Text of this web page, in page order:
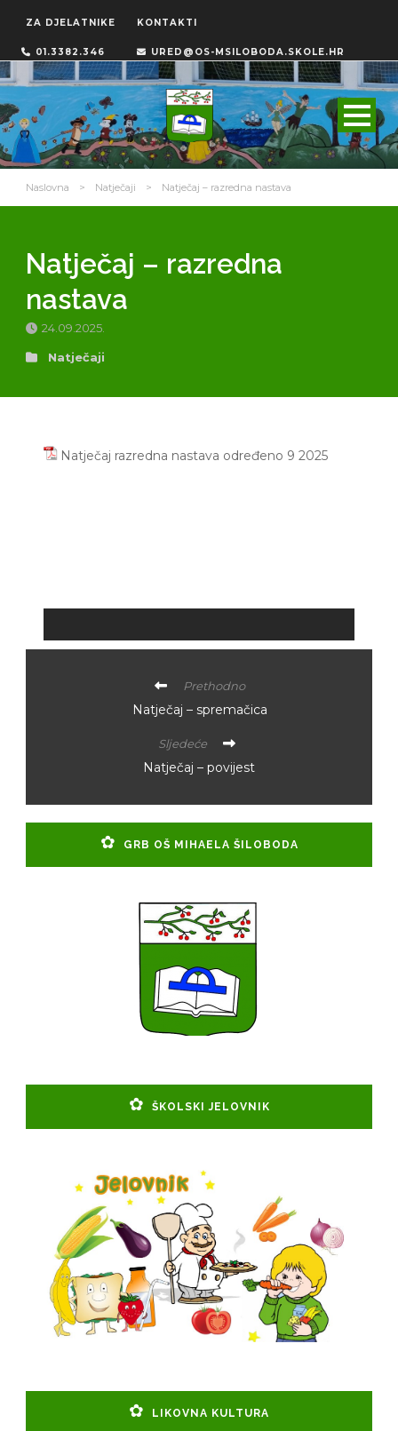
ZA DJELATNIKE KONTAKTI
01.3382.346 URED@OS-MSILOBODA.SKOLE.HR
Naslovna > Natječaji > Natječaj – razredna nastava
Natječaj – razredna
nastava
24.09.2025.
Natječaji
Natječaj razredna nastava određeno 9 2025
Prethodno
Natječaj – spremačica
Sljedeće
Natječaj – povijest
GRB OŠ MIHAELA ŠILOBODA
ŠKOLSKI JELOVNIK
LIKOVNA KULTURA